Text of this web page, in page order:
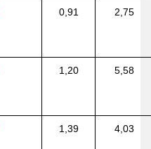
0,91 2,75
1,20 5,58
1,39 4,03